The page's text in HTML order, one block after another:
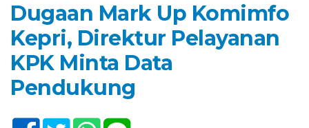
Dugaan Mark Up Komimfo
Kepri, Direktur Pelayanan
KPK Minta Data
Pendukung